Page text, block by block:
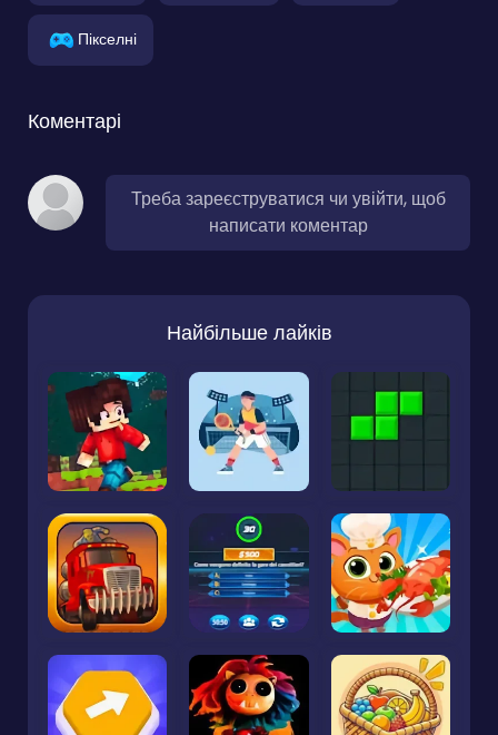
Пікселні
Коментарі
Треба зареєструватися чи увійти, щоб
написати коментар
Найбільше лайків